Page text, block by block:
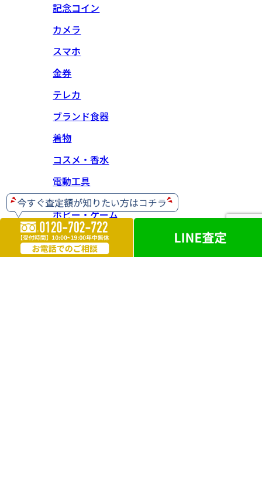
記念コイン
カメラ
スマホ
金券
テレカ
ブランド食器
着物
コスメ・香水
電動工具
ホビー・ゲーム
楽器
お酒